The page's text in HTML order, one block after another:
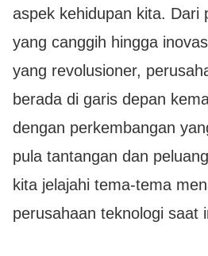
aspek kehidupan kita. Dari
yang canggih hingga
yang revolusioner,
berada di garis depan
dengan perkembangan
pula tantangan dan
kita jelajahi tema-tema
perusahaan teknologi saat